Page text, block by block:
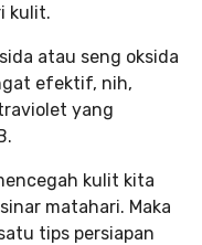
kulit.
atau seng oksida
efektif, nih,
yang
kulit kita
matahari. Maka
tips persiapan